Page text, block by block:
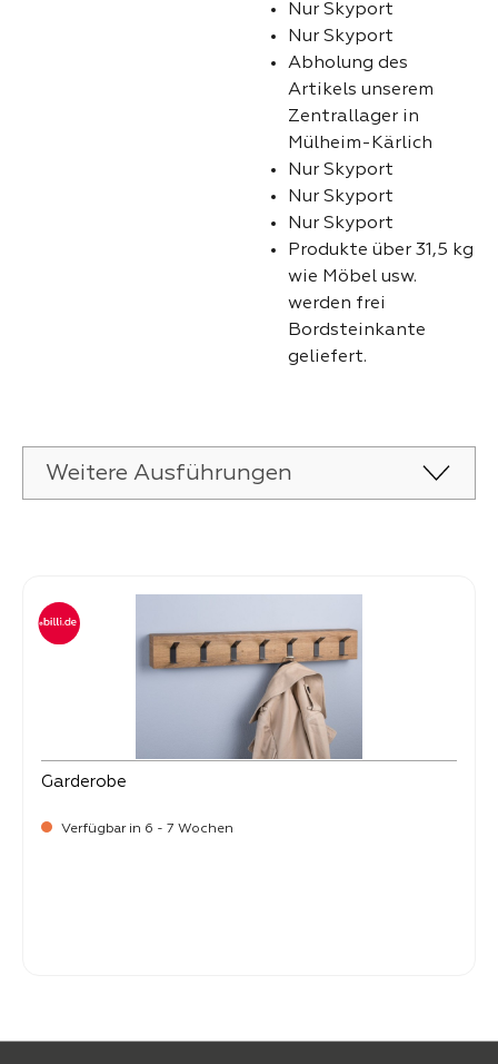
Nur Skyport
Nur Skyport
Abholung des
Artikels unserem
Zentrallager in
Mülheim-Kärlich
Nur Skyport
Nur Skyport
Nur Skyport
Produkte über 31,5 kg
wie Möbel usw.
werden frei
Bordsteinkante
geliefert.
Weitere Ausführungen
Garderobe
Verfügbar in 6 - 7 Wochen